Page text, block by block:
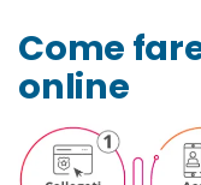
Come
online